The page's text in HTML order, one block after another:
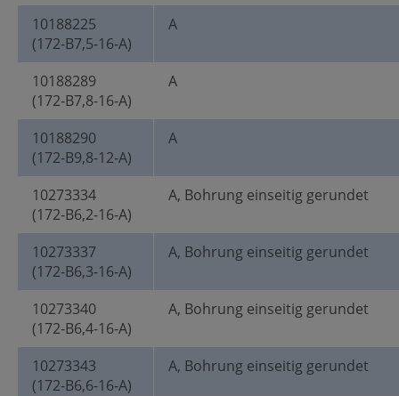
10188225
(172-B7,5-16-A)
A
10188289
(172-B7,8-16-A)
A
10188290
(172-B9,8-12-A)
A
10273334
(172-B6,2-16-A)
A, Bohrung einseitig gerundet
10273337
(172-B6,3-16-A)
A, Bohrung einseitig gerundet
10273340
(172-B6,4-16-A)
A, Bohrung einseitig gerundet
10273343
(172-B6,6-16-A)
A, Bohrung einseitig gerundet